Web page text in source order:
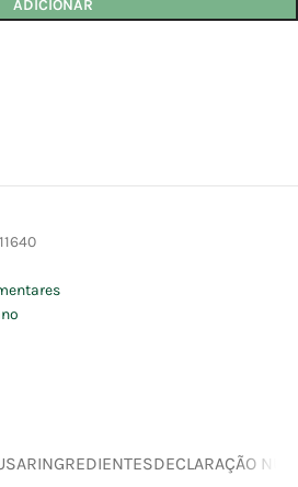
ADICIONAR
INGREDIENTESDECLARAÇÃO